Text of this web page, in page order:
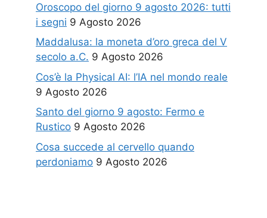
Oroscopo del giorno 9 agosto 2026: tutti
i segni 9 Agosto 2026
Maddalusa: la moneta d’oro greca del V
secolo a.C. 9 Agosto 2026
Cos’è la Physical AI: l’IA nel mondo reale
9 Agosto 2026
Santo del giorno 9 agosto: Fermo e
Rustico 9 Agosto 2026
Cosa succede al cervello quando
perdoniamo 9 Agosto 2026